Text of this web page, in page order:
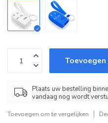
Plaats uw bestelling
vandaag nog wordt
Toevoegen om te vergelijken